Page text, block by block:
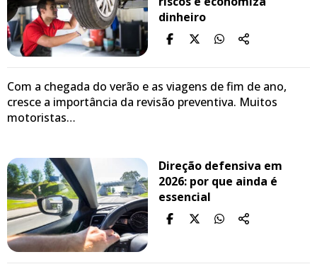
dinheiro
Com a chegada do verão e as viagens de fim de ano,
cresce a importância da revisão preventiva. Muitos
motoristas…
Direção defensiva em
2026: por que ainda é
essencial